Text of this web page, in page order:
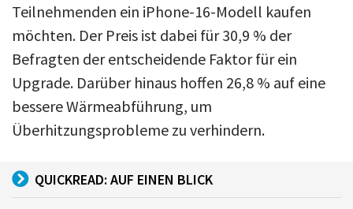
Teilnehmenden ein iPhone-16-Modell kaufen
möchten. Der Preis ist dabei für 30,9 % der
Befragten der entscheidende Faktor für ein
Upgrade. Darüber hinaus hoffen 26,8 % auf eine
bessere Wärmeabführung, um
Überhitzungsprobleme zu verhindern.
QUICKREAD: AUF EINEN BLICK